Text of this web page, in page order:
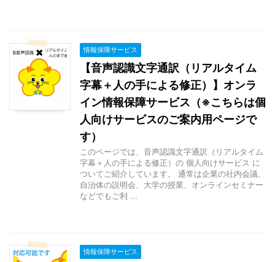
情報保障サービス
【音声認識文字通訳（リアルタイム
字幕＋人の手による修正）】オンラ
イン情報保障サービス（※こちらは個
人向けサービスのご案内用ページで
す）
このページでは、音声認識文字通訳（リアルタイム
字幕＋人の手による修正）の 個人向けサービス に
ついてご紹介しています。 通常は企業の社内会議、
自治体の説明会、大学の授業、オンラインセミナー
などでもご利 ...
情報保障サービス